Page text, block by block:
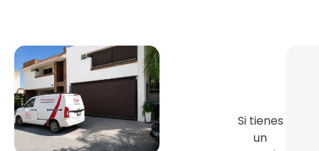
Si tienes
un